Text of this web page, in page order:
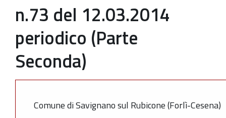
n.73 del 12.03.2014
periodico (Parte
Seconda)
Comune di Savignano sul Rubicone (Forlì-Cesena)